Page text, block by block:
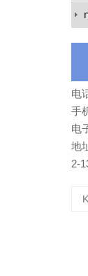
电
手
电
地
2-